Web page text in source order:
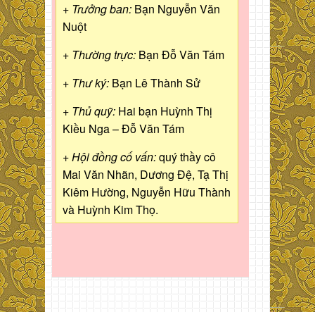
+ Trưởng ban: Bạn Nguyễn Văn
Nuột
+ Thường trực: Bạn Đỗ Văn Tám
+ Thư ký: Bạn Lê Thành Sử
+ Thủ quỹ: Hai bạn Huỳnh Thị
Kiều Nga – Đỗ Văn Tám
+ Hội đồng cố vấn:quý thầy cô
Mai Văn Nhãn, Dương Đệ, Tạ Thị
Kiêm Hường, Nguyễn Hữu Thành
và Huỳnh Kim Thọ.